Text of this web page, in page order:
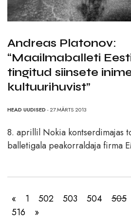
Andreas Platonov:
“Maailmaballeti
tingitud siinsete
kultuurihuvist”
HEAD UUDISED - 27.MÄRTS 2013
8. aprillil Nokia kontserdimajas
balletigala peakorraldaja firma
« 1 502 503 504 505
516
»